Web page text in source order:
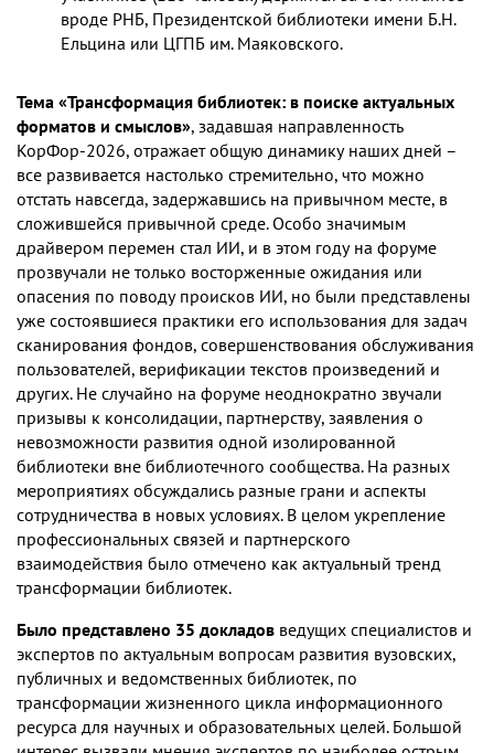
вроде РНБ, Президентской библиотеки имени Б.Н.
Ельцина или ЦГПБ им. Маяковского.
Тема «Трансформация библиотек: в поиске актуальных
форматов и смыслов», задавшая направленность
КорФор-2026, отражает общую динамику наших дней –
все развивается настолько стремительно, что можно
отстать навсегда, задержавшись на привычном месте, в
сложившейся привычной среде. Особо значимым
драйвером перемен стал ИИ, и в этом году на форуме
прозвучали не только восторженные ожидания или
опасения по поводу происков ИИ, но были представлены
уже состоявшиеся практики его использования для задач
сканирования фондов, совершенствования обслуживания
пользователей, верификации текстов произведений и
других. Не случайно на форуме неоднократно звучали
призывы к консолидации, партнерству, заявления о
невозможности развития одной изолированной
библиотеки вне библиотечного сообщества. На разных
мероприятиях обсуждались разные грани и аспекты
сотрудничества в новых условиях. В целом укрепление
профессиональных связей и партнерского
взаимодействия было отмечено как актуальный тренд
трансформации библиотек.
Было представлено 35 докладов ведущих специалистов и
экспертов по актуальным вопросам развития вузовских,
публичных и ведомственных библиотек, по
трансформации жизненного цикла информационного
ресурса для научных и образовательных целей. Большой